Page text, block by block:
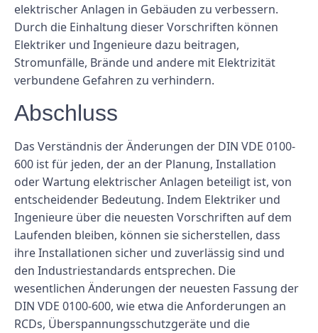
elektrischer Anlagen in Gebäuden zu verbessern.
Durch die Einhaltung dieser Vorschriften können
Elektriker und Ingenieure dazu beitragen,
Stromunfälle, Brände und andere mit Elektrizität
verbundene Gefahren zu verhindern.
Abschluss
Das Verständnis der Änderungen der DIN VDE 0100-
600 ist für jeden, der an der Planung, Installation
oder Wartung elektrischer Anlagen beteiligt ist, von
entscheidender Bedeutung. Indem Elektriker und
Ingenieure über die neuesten Vorschriften auf dem
Laufenden bleiben, können sie sicherstellen, dass
ihre Installationen sicher und zuverlässig sind und
den Industriestandards entsprechen. Die
wesentlichen Änderungen der neuesten Fassung der
DIN VDE 0100-600, wie etwa die Anforderungen an
RCDs, Überspannungsschutzgeräte und die